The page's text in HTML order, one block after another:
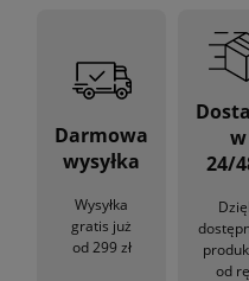
Darmowa
wysyłka
Wysyłka
gratis już
od 299 zł
w
24/
od